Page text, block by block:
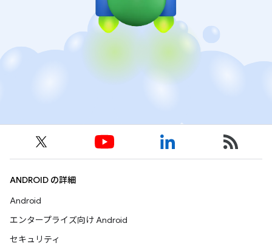
ANDROID の詳細
Android
エンタープライズ向け Android
セキュリティ